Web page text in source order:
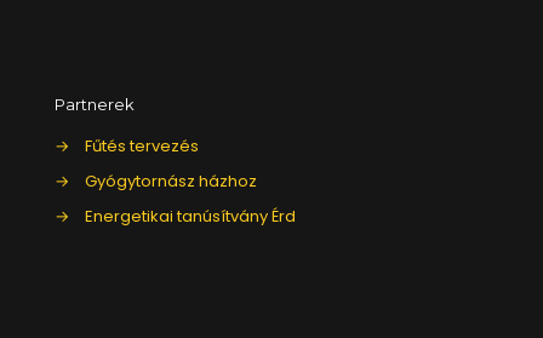
Partnerek
→
Fűtés tervezés
→
Gyógytornász házhoz
→
Energetikai tanúsítvány Érd